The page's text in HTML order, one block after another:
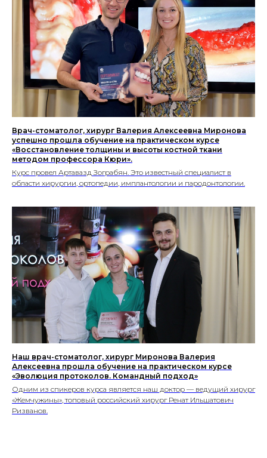
Врач-стоматолог, хирург Валерия Алексеевна Миронова
успешно прошла обучение на практическом курсе
«Восстановление толщины и высоты костной ткани
методом профессора Кюри».
Курс провел Артавазд Зограбян. Это известный специалист в
области хирургии, ортопедии, имплантологии и пародонтологии.
Наш врач-стоматолог, хирург Миронова Валерия
Алексеевна прошла обучение на практическом курсе
«Эволюция протоколов. Командный подход»
Одним из спикеров курса является наш доктор — ведущий хирург
«Жемчужины», топовый российский хирург Ренат Ильшатович
Ризванов.